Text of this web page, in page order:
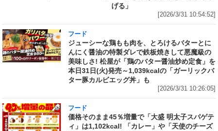
げる」
[2026/3/31 10:54:52]
フード
ジューシーな鶏もも肉を、とろけるバターとに
んにく醤油の特製ダレで鉄板焼きして悪魔級の
美味しさ! 松屋が「鶏のバター醤油炒め定食」を
本日31日(火)発売～1,039kcalの「ガーリックバ
ター豚カルビエッグ丼」も
[2026/3/31 10:26:05]
フード
価格そのまま45％増量で「大盛 明太子スパゲテ
ィ」は1,102kcal! 「カレー」や「天使のチーズ